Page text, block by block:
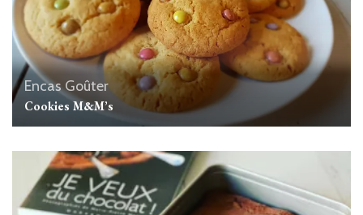
Encas Goûter
Cookies M&M’s